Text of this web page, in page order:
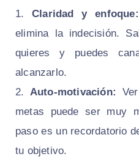
Claridad y enfoque:
elimina la indecisión.
quieres y puedes
alcanzarlo.
Auto-motivación:
metas puede ser muy
paso es un recordatorio
tu objetivo.